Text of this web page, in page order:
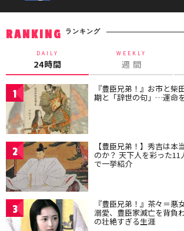
RANKING ランキング
DAILY
24時間
WEEKLY
週 間
1 『豊臣兄弟！』お市と柴
期と「辞世の句」…運命
2 【豊臣兄弟！】秀吉は本
のか？ 天下人を彩った
で一挙紹介
3 『豊臣兄弟！』茶々＝悪
溺愛、豊臣家滅亡を背負
の壮絶すぎる生涯